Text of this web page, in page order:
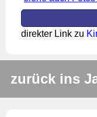
direkter Link zu
zurück ins